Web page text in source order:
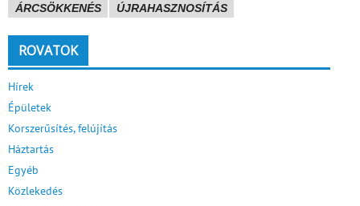
ÁRCSÖKKENÉS
ÚJRAHASZNOSÍTÁS
ROVATOK
Hírek
Épületek
Korszerűsítés, felújítás
Háztartás
Egyéb
Közlekedés